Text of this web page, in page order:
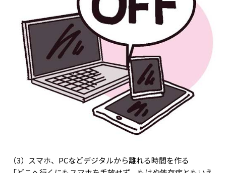
（3）スマホ、PCなどデジタルから離れる時間を作る